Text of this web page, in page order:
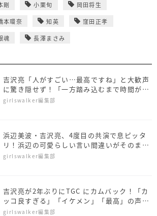
剛 小栗旬 岡田将生
本環奈 知英 窪田正孝
魂 長澤まさみ
吉沢亮「人がすごい…最高ですね」と大歓声
に驚き隠せず！「一方踏み込むまで時間がか
かるタイプ」と自己分析も
girlswalker編集部
浜辺美波・吉沢亮、4度目の共演で息ピッタ
リ！浜辺の可愛らしい言い間違いがそのまま
OKに！？
girlswalker編集部
吉沢亮が2年ぶりにTGC にカムバック！「カ
ッコ良すぎる」「イケメン」「最高」の声
《TGC 2021 AW》
girlswalker編集部